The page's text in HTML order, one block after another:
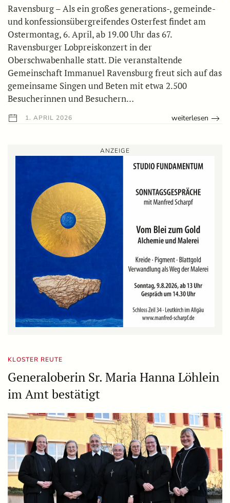
Ravensburg – Als ein großes generations-, gemeinde-
und konfessionsübergreifendes Osterfest findet am
Ostermontag, 6. April, ab 19.00 Uhr das 67.
Ravensburger Lobpreiskonzert in der
Oberschwabenhalle statt. Die veranstaltende
Gemeinschaft Immanuel Ravensburg freut sich auf das
gemeinsame Singen und Beten mit etwa 2.500
Besucherinnen und Besuchern…
1. APRIL 2026 weiterlesen
ANZEIGE
KLOSTER REUTE
Generaloberin Sr. Maria Hanna Löhlein
im Amt bestätigt